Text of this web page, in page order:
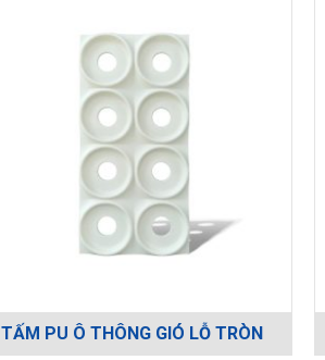
TẤM PU Ô THÔNG GIÓ LỖ TRÒN